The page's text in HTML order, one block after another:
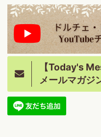
【Today's
メールマガジ